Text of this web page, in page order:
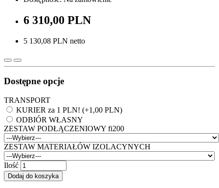
6 310,00 PLN
5 130,08 PLN netto
Dostępne opcje
TRANSPORT
KURIER za 1 PLN! (+1,00 PLN)
ODBIÓR WŁASNY
ZESTAW PODŁĄCZENIOWY fi200
ZESTAW MATERIAŁÓW IZOLACYNYCH
Ilość
Dodaj do koszyka